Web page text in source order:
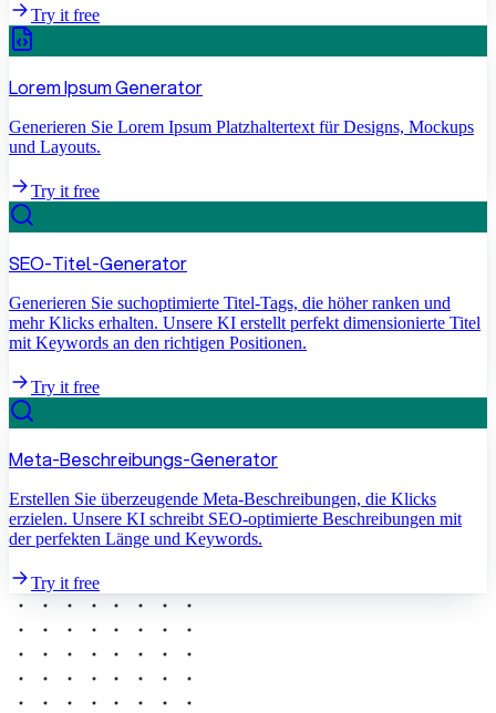
Try it free
Lorem Ipsum Generator
Generieren Sie Lorem Ipsum Platzhaltertext für Designs, Mockups
und Layouts.
Try it free
SEO-Titel-Generator
Generieren Sie suchoptimierte Titel-Tags, die höher ranken und
mehr Klicks erhalten. Unsere KI erstellt perfekt dimensionierte Titel
mit Keywords an den richtigen Positionen.
Try it free
Meta-Beschreibungs-Generator
Erstellen Sie überzeugende Meta-Beschreibungen, die Klicks
erzielen. Unsere KI schreibt SEO-optimierte Beschreibungen mit
der perfekten Länge und Keywords.
Try it free